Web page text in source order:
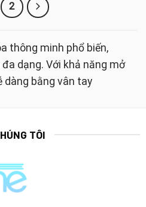
2
thông minh phổ biến,
dạng. Với khả năng mở
dàng bằng vân tay
TÔI